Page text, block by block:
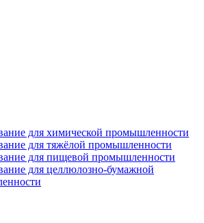
для химической промышленности
для тяжёлой промышленности
для пищевой промышленности
для целлюлозно-бумажной